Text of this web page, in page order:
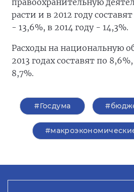
правоохранительную
расти и в 2012 году
- 13,6%, в 2014 году - 14,3%.
Расходы на национальную
2013 годах составят по
8,7%.
#Госдума